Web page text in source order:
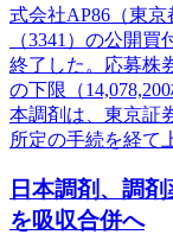
式会社AP86（東
（3341）の公開
終了した。応募株
の下限（
本調剤は、東京証
所定の手続を経て
日本調剤、調
を吸収合併へ